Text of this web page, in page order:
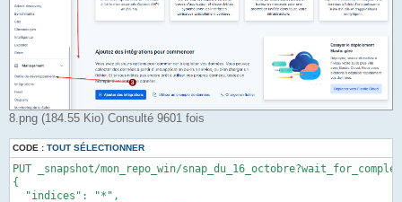
8.png (184.55 Kio) Consulté 9601 fois
CODE : TOUT SÉLECTIONNER
PUT _snapshot/mon_repo_win/
{
  "indices": "*",